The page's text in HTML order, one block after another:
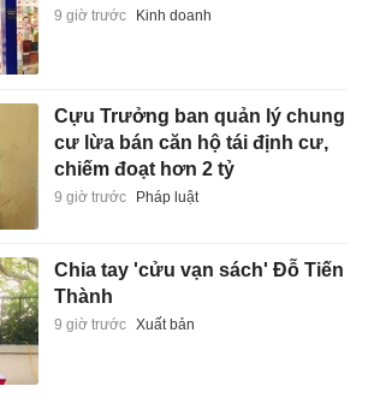
9 giờ trước Kinh doanh
Cựu Trưởng ban quản lý chung
cư lừa bán căn hộ tái định cư,
chiếm đoạt hơn 2 tỷ
9 giờ trước Pháp luật
Chia tay 'cửu vạn sách' Đỗ Tiến
Thành
9 giờ trước Xuất bản